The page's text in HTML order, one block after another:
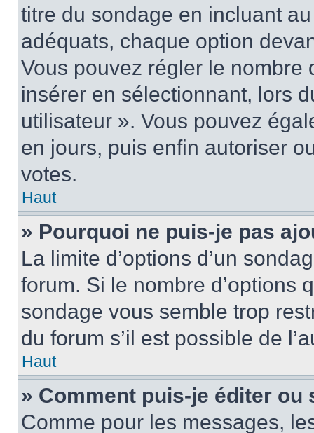
titre du sondage en incluant
adéquats, chaque option
Vous pouvez régler le nombre
insérer en sélectionnant, lors
utilisateur ». Vous pouvez
en jours, puis enfin autoriser
votes.
Haut
» Pourquoi ne puis-je pas
La limite d’options d’un
forum. Si le nombre d’options
sondage vous semble trop
du forum s’il est possible de
Haut
» Comment puis-je éditer ou
Comme pour les messages,